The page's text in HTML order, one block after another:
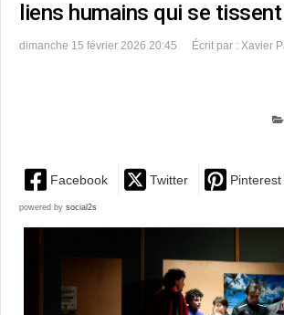
liens humains qui se tissent
dimanche 15 février 2026 20:45 Écrit par : Xavier
Facebook Twitter Pinterest
powered by social2s